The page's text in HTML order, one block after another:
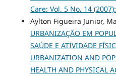
Care: Vol. 5 No. 14
Aylton Figueira Junior,
URBANIZAÇÃO EM
SAÚDE E ATIVIDADE
URBANIZATION AND
HEALTH AND PHYSICAL